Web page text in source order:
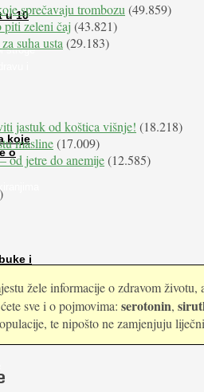
u 10
stroge
i
koje
o
i
sprečavaju trombozu(49.859)
piti zeleni čaj (43.821)
suha usta(29.183)
jastuk od koštica višnje! (18.218)
masline(17.009)
od jetre do anemije(12.585)
žele informacije o zdravom
sve i o pojmovima: serotonin,
te nipošto ne zamjenjuju